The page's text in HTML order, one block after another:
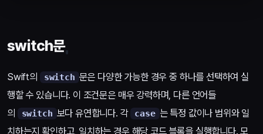
switch문
Swift의 switch 문은 다양한 가능한 경우 중 하나를 선택하여 실
행할 수 있습니다. 이 조건문은 매우 강력하며, 다른 언어들
의
switch 보다 유연합니다. 각 case 는 특정 값이나 범위와 일
치하는지 확인하고, 일치하는 경우 해당 코드 블록을 실행합니다. 모